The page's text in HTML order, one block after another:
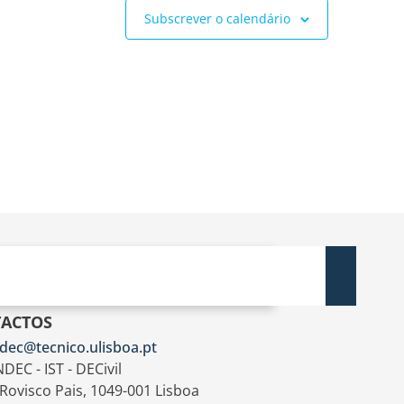
Subscrever o calendário
- IST - DECivil
Pais, 1049-001 Lisboa